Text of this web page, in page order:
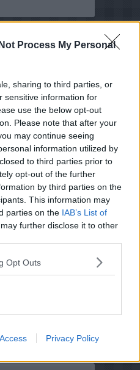
Process My Personal
sharing to third parties, or
sensitive information for
use the below opt-out
Please note that after your
may continue seeing
information utilized by
to third parties prior to
opt-out of the further
by third parties on the
This information may
parties on the IAB’s List of
further disclose it to other
Opt Outs
Privacy Policy
kolde desserter